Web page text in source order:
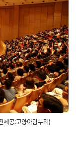
제공:고양아람누리)